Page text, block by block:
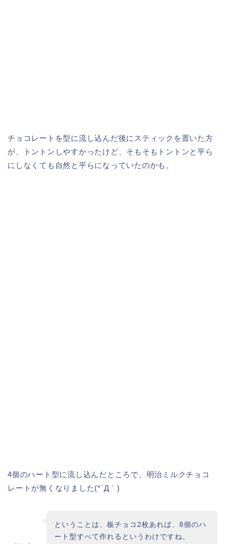
チョコレートを型に流し込んだ後にスティックを置いた方
が、トントンしやすかったけど、そもそもトントンと平ら
にしなくても自然と平らになっていたのかも。
4個のハート型に流し込んだところで、明治ミルクチョコ
レートが無くなりました(*´Д｀)
ということは、板チョコ2枚あれば、8個のハ
ート型すべて作れるというわけですね。